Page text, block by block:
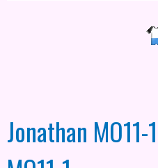
Jonathan